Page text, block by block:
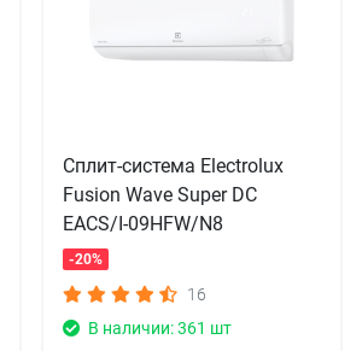
Сплит-система Electrolux
Fusion Wave Super DC
EACS/I-09HFW/N8
-20%
16
В наличии: 361 шт